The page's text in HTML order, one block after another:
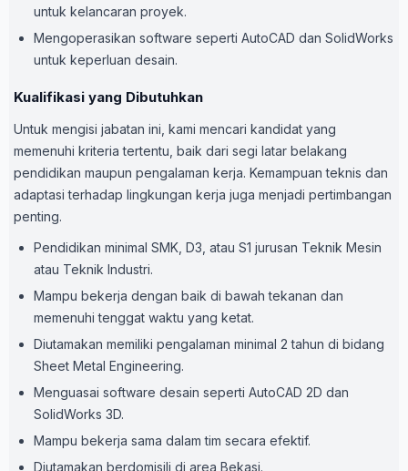
untuk kelancaran proyek.
Mengoperasikan software seperti AutoCAD dan SolidWorks
untuk keperluan desain.
Kualifikasi yang Dibutuhkan
Untuk mengisi jabatan ini, kami mencari kandidat yang
memenuhi kriteria tertentu, baik dari segi latar belakang
pendidikan maupun pengalaman kerja. Kemampuan teknis dan
adaptasi terhadap lingkungan kerja juga menjadi pertimbangan
penting.
Pendidikan minimal SMK, D3, atau S1 jurusan Teknik Mesin
atau Teknik Industri.
Mampu bekerja dengan baik di bawah tekanan dan
memenuhi tenggat waktu yang ketat.
Diutamakan memiliki pengalaman minimal 2 tahun di bidang
Sheet Metal Engineering.
Menguasai software desain seperti AutoCAD 2D dan
SolidWorks 3D.
Mampu bekerja sama dalam tim secara efektif.
Diutamakan berdomisili di area Bekasi.